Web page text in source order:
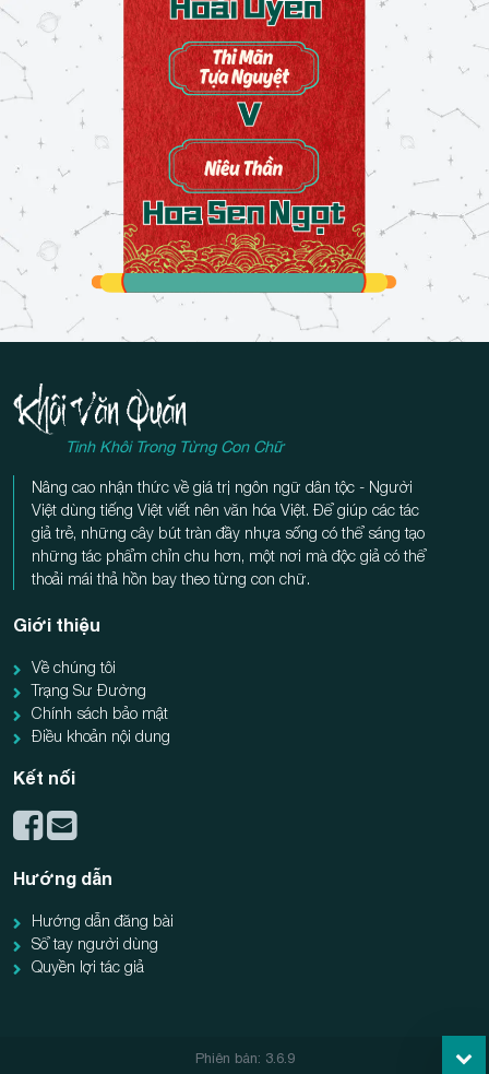
Tinh Khôi Trong Từng Con Chữ
Nâng cao nhận thức về giá trị ngôn ngữ dân tộc - Người
Việt dùng tiếng Việt viết nên văn hóa Việt. Để giúp các tác
giả trẻ, những cây bút tràn đầy nhựa sống có thể sáng tạo
những tác phẩm chỉn chu hơn, một nơi mà độc giả có thể
thoải mái thả hồn bay theo từng con chữ.
Giới thiệu
Về chúng tôi
Trạng Sư Đường
Chính sách bảo mật
Điều khoản nội dung
Kết nối
Hướng dẫn
Hướng dẫn đăng bài
Sổ tay người dùng
Quyền lợi tác giả
Phiên bản: 3.6.9